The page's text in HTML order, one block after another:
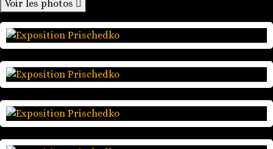
Voir les photos